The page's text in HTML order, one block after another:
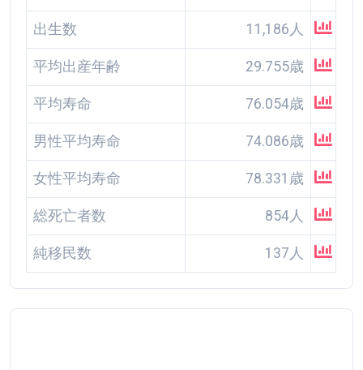
出生数 11,186人
平均出産年齢 29.755歳
平均寿命 76.054歳
男性平均寿命 74.086歳
女性平均寿命 78.331歳
総死亡者数 854人
純移民数 137人